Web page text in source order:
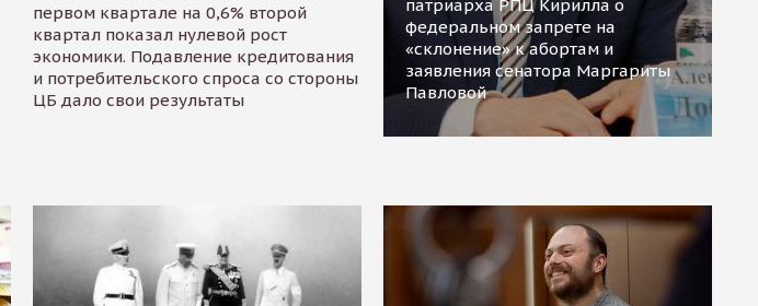
первом квартале на 0,6% второй
квартал показал нулевой рост
экономики. Подавление кредитования
и потребительского спроса со стороны
ЦБ дало свои результаты
патриарха РПЦ Кирилла о
федеральном запрете на
«склонение» к абортам и
заявления сенатора Маргариты
Павловой